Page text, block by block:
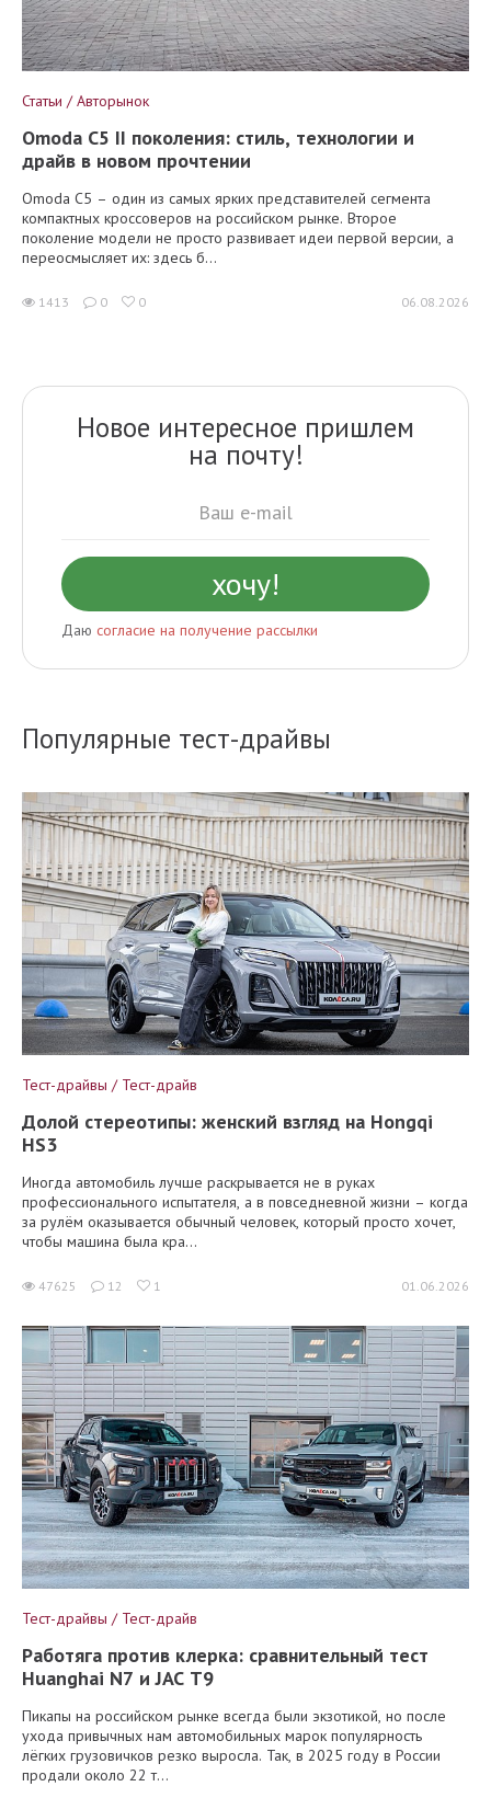
Статьи / Авторынок
Omoda C5 II поколения: стиль, технологии и
драйв в новом прочтении
Omoda C5 – один из самых ярких представителей сегмента
компактных кроссоверов на российском рынке. Второе
поколение модели не просто развивает идеи первой версии, а
переосмысляет их: здесь б...
1413 0 0 06.08.2026
Новое интересное пришлем
на почту!
Даю согласие на получение рассылки
Популярные тест-драйвы
Тест-драйвы / Тест-драйв
Долой стереотипы: женский взгляд на Hongqi
HS3
Иногда автомобиль лучше раскрывается не в руках
профессионального испытателя, а в повседневной жизни – когда
за рулём оказывается обычный человек, который просто хочет,
чтобы машина была кра...
47625 12 1 01.06.2026
Тест-драйвы / Тест-драйв
Работяга против клерка: сравнительный тест
Huanghai N7 и JAC T9
Пикапы на российском рынке всегда были экзотикой, но после
ухода привычных нам автомобильных марок популярность
лёгких грузовичков резко выросла. Так, в 2025 году в России
продали около 22 т...